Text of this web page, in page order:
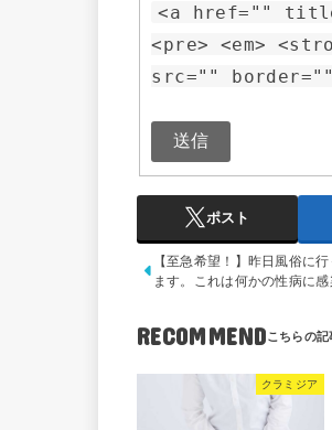
<a href=""
<pre> <em>
src=""
送信
ポスト
【至急希望！】昨日風俗に
ます。これは何かの性病に
RECOMMEND
クラミジア